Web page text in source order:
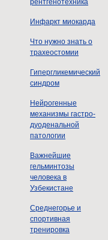
рентгенотехника
Инфаркт миокарда
Что нужно знать о
трахеостомии
Гипергликемический
синдром
Нейрогенные
механизмы гастро-
дуоденальной
патологии
Важнейшие
гельминтозы
человека в
Узбекистане
Среднегорье и
спортивная
тренировка